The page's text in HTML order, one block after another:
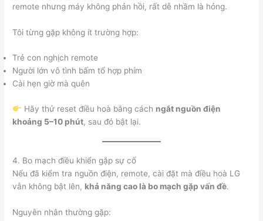
remote nhưng máy không phản hồi, rất dễ nhầm là hỏng.
Tôi từng gặp không ít trường hợp:
Trẻ con nghịch remote
Người lớn vô tình bấm tổ hợp phím
Cài hẹn giờ mà quên
Hãy thử reset điều hoà bằng cách ngắt nguồn điện
khoảng 5–10 phút, sau đó bật lại.
4. Bo mạch điều khiển gặp sự cố
Nếu đã kiểm tra nguồn điện, remote, cài đặt mà điều hoà LG
vẫn không bật lên, khả năng cao là bo mạch gặp vấn đề.
Nguyên nhân thường gặp: